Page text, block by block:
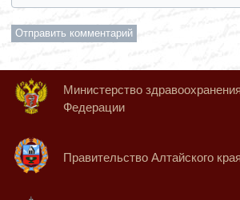
Министерство
Федерации
Правительство Алтайского края